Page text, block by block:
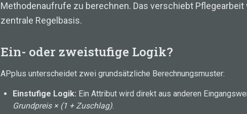
Methodenaufrufe zu berechnen. Das verschiebt Pflegearbeit
zentrale Regelbasis.
Ein- oder zweistufige Logik?
APplus unterscheidet zwei grundsätzliche Berechnungsmuster:
Einstufige Logik: Ein Attribut wird direkt aus anderen
Grundpreis × (1 + Zuschlag).